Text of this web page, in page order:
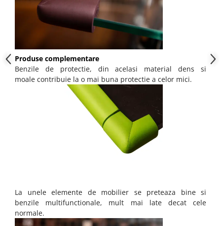
Produse complementare
Benzile de protectie, din acelasi material dens si
moale contribuie la o mai buna protectie a celor mici.
La unele elemente de mobilier se preteaza bine si
benzile multifunctionale, mult mai late decat cele
normale.